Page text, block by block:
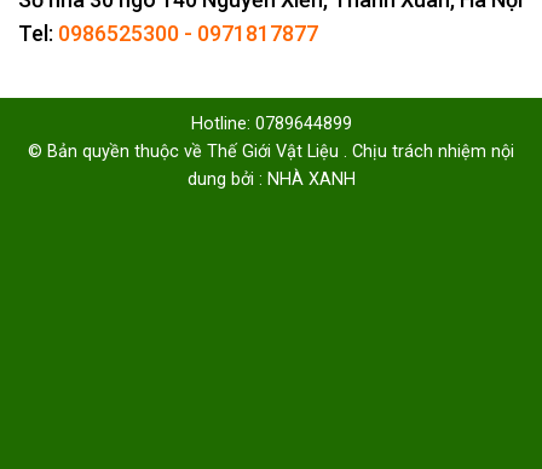
Tel: 0986525300 - 0971817877
Hotline: 0789644899
© Bản quyền thuộc về Thế Giới Vật Liệu . Chịu trách nhiệm nội
dung bởi : NHÀ XANH